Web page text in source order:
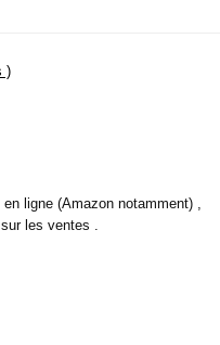
)
ligne (Amazon notamment) ,
les ventes .